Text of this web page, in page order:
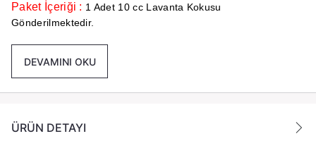
Paket İçeriği : 1 Adet 10 cc Lavanta Kokusu
Gönderilmektedir.
DEVAMINI OKU
ÜRÜN DETAYI